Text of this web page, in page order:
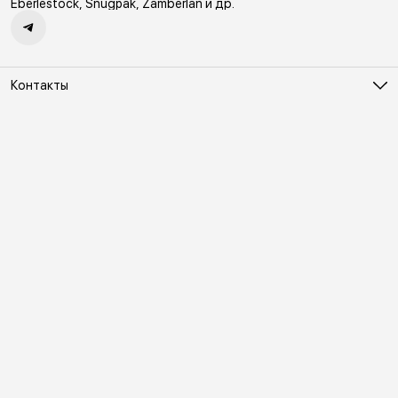
Eberlestock, Snugpak, Zamberlan и др.
Контакты